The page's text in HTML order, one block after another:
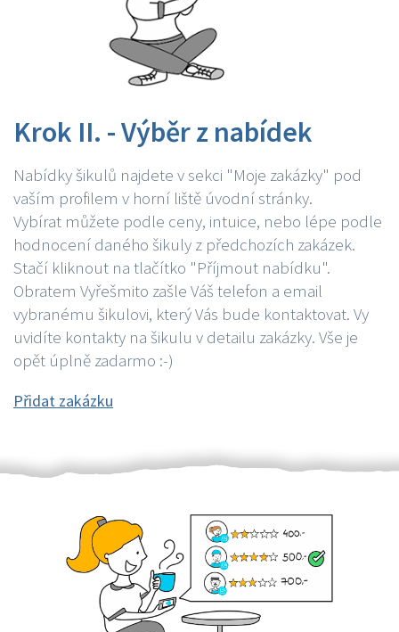
Krok II. - Výběr z nabídek
Nabídky šikulů najdete v sekci "Moje zakázky" pod
vaším profilem v horní liště úvodní stránky.
Vybírat můžete podle ceny, intuice, nebo lépe podle
hodnocení daného šikuly z předchozích zakázek.
Stačí kliknout na tlačítko "Příjmout nabídku".
Obratem Vyřešmito zašle Váš telefon a email
vybranému šikulovi, který Vás bude kontaktovat. Vy
uvidíte kontakty na šikulu v detailu zakázky. Vše je
opět úplně zadarmo :-)
Přidat zakázku